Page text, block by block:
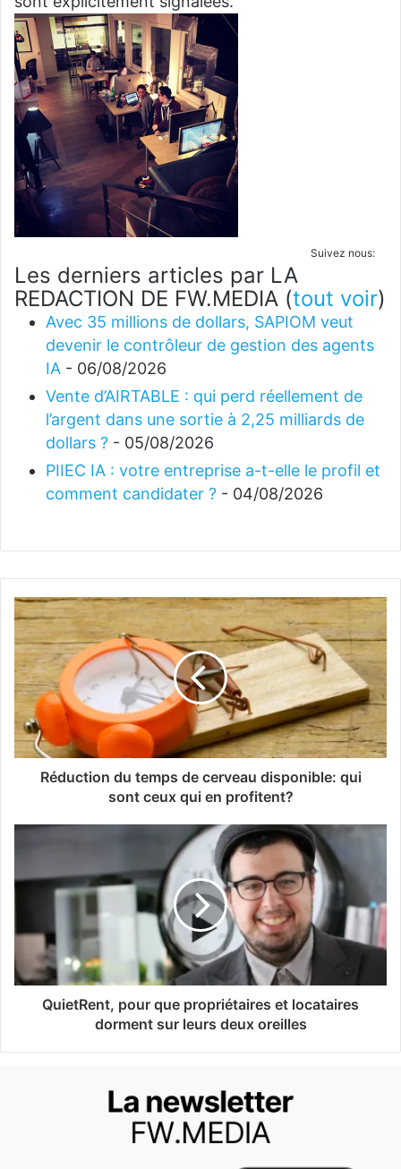
Suivez nous:
Les derniers articles par LA
REDACTION DE FW.MEDIA (tout voir)
Avec 35 millions de dollars, SAPIOM veut
devenir le contrôleur de gestion des agents
IA - 06/08/2026
Vente d’AIRTABLE : qui perd réellement de
l’argent dans une sortie à 2,25 milliards de
dollars ? - 05/08/2026
PIIEC IA : votre entreprise a-t-elle le profil et
comment candidater ? - 04/08/2026
Réduction du temps de cerveau disponible: qui
sont ceux qui en profitent?
QuietRent, pour que propriétaires et locataires
dorment sur leurs deux oreilles